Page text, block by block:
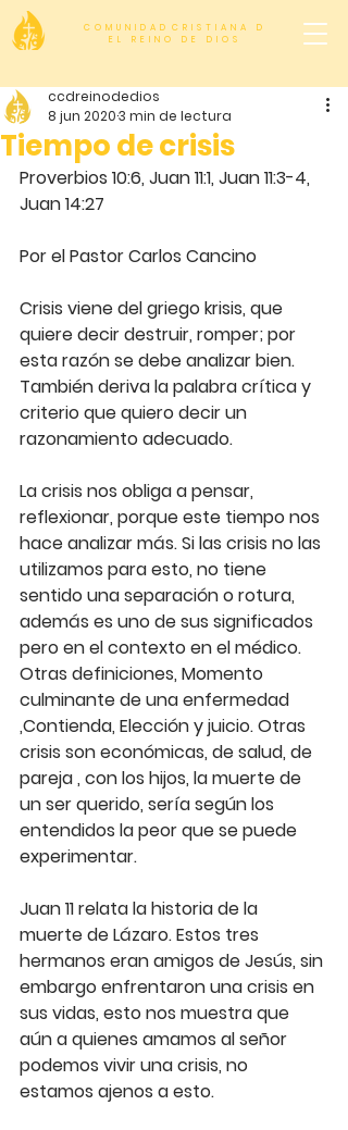
C O M U N I D A D C R I S T I A N A D
E L R E I N O D E D I O S
Tiempo de crisis
ccdreinodedios
8 jun 20203 min de lectura
Proverbios 10:6, Juan 11:1, Juan 11:3-4,
Juan 14:27
Por el Pastor Carlos Cancino
Crisis viene del griego krisis, que
quiere decir destruir, romper; por
esta razón se debe analizar bien.
También deriva la palabra crítica y
criterio que quiero decir un
razonamiento adecuado.
La crisis nos obliga a pensar,
reflexionar, porque este tiempo nos
hace analizar más. Si las crisis no las
utilizamos para esto, no tiene
sentido una separación o rotura,
además es uno de sus significados
pero en el contexto en el médico.
Otras definiciones, Momento
culminante de una enfermedad
,Contienda, Elección y juicio. Otras
crisis son económicas, de salud, de
pareja , con los hijos, la muerte de
un ser querido, sería según los
entendidos la peor que se puede
experimentar.
Juan 11 relata la historia de la
muerte de Lázaro. Estos tres
hermanos eran amigos de Jesús, sin
embargo enfrentaron una crisis en
sus vidas, esto nos muestra que
aún a quienes amamos al señor
podemos vivir una crisis, no
estamos ajenos a esto.